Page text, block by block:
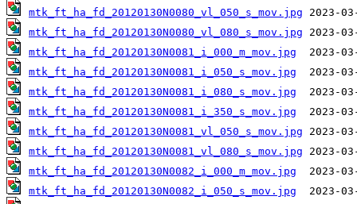
mtk_ft_ha_fd_20120130N0080_vl_050_s_mov.jpg
mtk_ft_ha_fd_20120130N0080_vl_080_s_mov.jpg
mtk_ft_ha_fd_20120130N0081_i_000_m_mov.jpg
mtk_ft_ha_fd_20120130N0081_i_050_s_mov.jpg
mtk_ft_ha_fd_20120130N0081_i_080_s_mov.jpg
mtk_ft_ha_fd_20120130N0081_i_350_s_mov.jpg
mtk_ft_ha_fd_20120130N0081_vl_050_s_mov.jpg
mtk_ft_ha_fd_20120130N0081_vl_080_s_mov.jpg
mtk_ft_ha_fd_20120130N0082_i_000_m_mov.jpg
mtk_ft_ha_fd_20120130N0082_i_050_s_mov.jpg